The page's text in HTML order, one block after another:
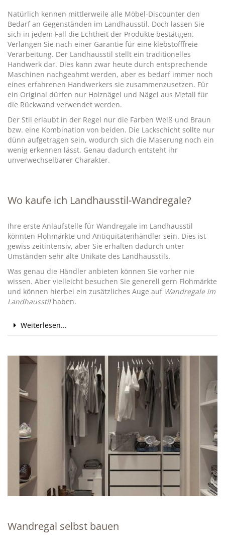
Natürlich kennen mittlerweile alle Möbel-Discounter den
Bedarf an Gegenständen im Landhausstil. Doch lassen Sie
sich in jedem Fall die Echtheit der Produkte bestätigen.
Verlangen Sie nach einer Garantie für eine klebstofffreie
Verarbeitung. Der Landhausstil stellt ein traditionelles
Handwerk dar. Dies kann zwar heute durch entsprechende
Maschinen nachgeahmt werden, aber es bedarf immer noch
eines erfahrenen Handwerkers sie zusammenzusetzen. Für
ein Original dürfen nur Holznägel und Nägel aus Metall für
die Rückwand verwendet werden.
Der Stil erlaubt in der Regel nur die Farben Weiß und Braun
bzw. eine Kombination von beiden. Die Lackschicht sollte nur
dünn aufgetragen sein, wodurch sich die Maserung noch ein
wenig erkennen lässt. Genau dadurch entsteht ihr
unverwechselbarer Charakter.
Wo kaufe ich Landhausstil-Wandregale?
Ihre erste Anlaufstelle für Wandregale im Landhausstil
könnten Flohmärkte und Antiquitätenhändler sein. Dies ist
gewiss zeitintensiv, aber Sie erhalten dadurch unter
Umständen sehr alte Unikate des Landhausstils.
Was genau die Händler anbieten können Sie vorher nie
wissen. Aber vielleicht besuchen Sie generell gern Flohmärkte
und können hierbei ein zusätzliches Auge auf Wandregale im
Landhausstilhaben.
Weiterlesen...
Wandregal selbst bauen